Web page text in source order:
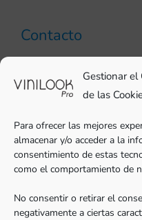
Gestionar el
de las
Para ofrecer las mejores
almacenar y/o acceder a la
consentimiento de estas
como el comportamiento de
No consentir o retirar el
negativamente a ciertas
Contacto
pro@vinilook.es
Vinilos